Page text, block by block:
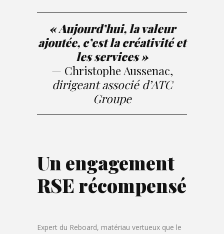
« Aujourd’hui, la valeur
ajoutée, c’est la créativité et
les services »
— Christophe Aussenac,
dirigeant associé d’ATC
Groupe
Un engagement
RSE récompensé
Expert du Reboard, matériau vertueux que le